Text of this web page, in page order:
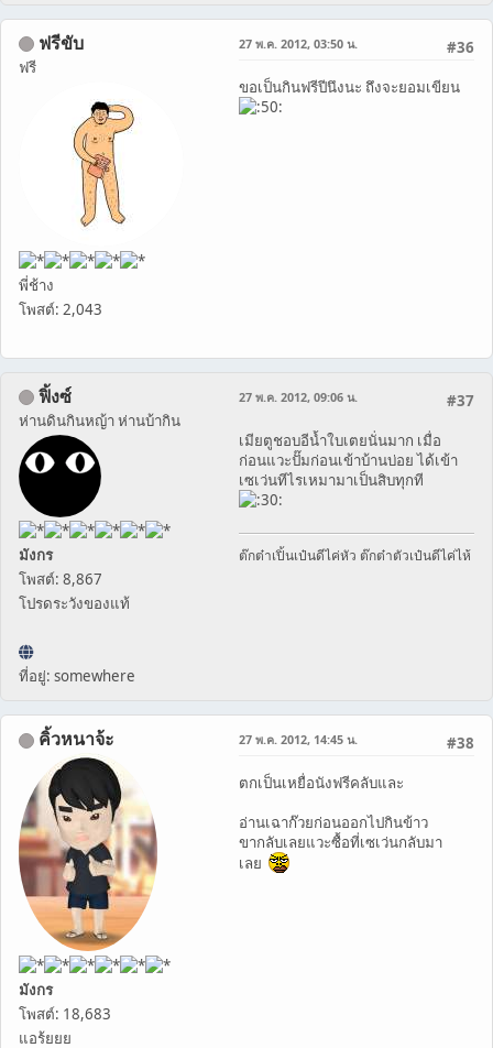
ฟรีขับ
ฟรี
พี่ช้าง
โพสต์: 2,043
#36
27 พ.ค. 2012, 03:50 น.
ขอเป็นกินฟรีปีนึงนะ ถึงจะยอมเขียน
ฟิ้งซ์
ห่านดินกินหญ้า ห่านบ้ากิน
มังกร
โพสต์: 8,867
โปรดระวังของแท้
ที่อยู่: somewhere
#37
27 พ.ค. 2012, 09:06 น.
เมียตูชอบอีน้ำใบเตยนั่นมาก เมื่อ
ก่อนแวะปั๊มก่อนเข้าบ้านบ่อย ได้เข้า
เซเว่นทีไรเหมามาเป็นสิบทุกที
ต๊กต๋าเปิ้นเป๋นดีไค่หัว ต๊กต๋าตัวเป๋นดีไค่ไห้
คิ้วหนาจ้ะ
มังกร
โพสต์: 18,683
แอร้ยยย
#38
27 พ.ค. 2012, 14:45 น.
ตกเป็นเหยื่อนังฟรีคลับและ
อ่านเฉาก๊วยก่อนออกไปกินข้าว
ขากลับเลยแวะซื้อที่เซเว่นกลับมา
เลย